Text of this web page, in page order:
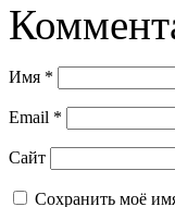
Имя *
Email *
Сайт
Сохранить моё